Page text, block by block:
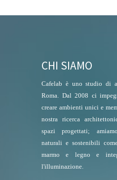
CHI SIAMO
Cafelab è uno studio di
Roma. Dal 2008 ci
creare ambienti unici e
nostra ricerca
spazi progettati;
naturali e sostenibili
marmo e legno e
l'illuminazione.